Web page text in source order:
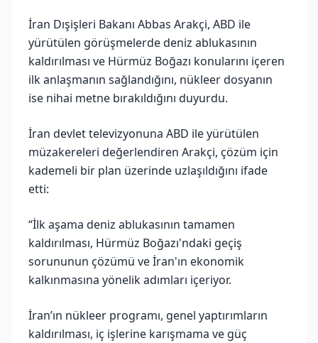
İran Dışişleri Bakanı Abbas Arakçi, ABD ile
yürütülen görüşmelerde deniz ablukasının
kaldırılması ve Hürmüz Boğazı konularını içeren
ilk anlaşmanın sağlandığını, nükleer dosyanın
ise nihai metne bırakıldığını duyurdu.
İran devlet televizyonuna ABD ile yürütülen
müzakereleri değerlendiren Arakçi, çözüm için
kademeli bir plan üzerinde uzlaşıldığını ifade
etti:
“İlk aşama deniz ablukasının tamamen
kaldırılması, Hürmüz Boğazı'ndaki geçiş
sorununun çözümü ve İran'ın ekonomik
kalkınmasına yönelik adımları içeriyor.
İran’ın nükleer programı, genel yaptırımların
kaldırılması, iç işlerine karışmama ve güç